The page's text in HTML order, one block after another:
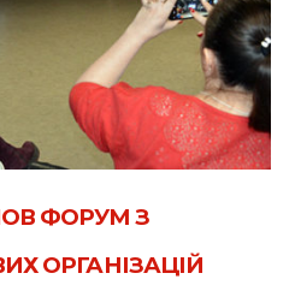
ФОРУМ З
ОРГАНІЗАЦІЙ